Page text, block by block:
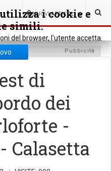
utilizza i cookie e
simili.
del browser, l'utente accetta.
0 NUOVI ARTICOLI
Pubbicità
di
dei
-
Calasetta